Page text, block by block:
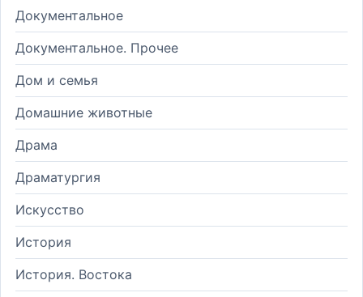
Документальное
Документальное. Прочее
Дом и семья
Домашние животные
Драма
Драматургия
Искусство
История
История. Востока